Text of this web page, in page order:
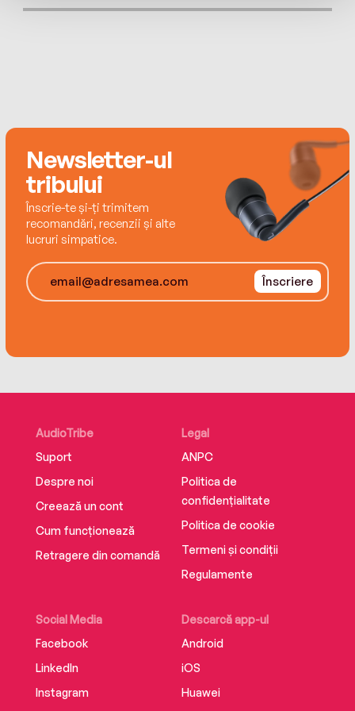
Newsletter-ul
tribului
Înscrie-te și-ți trimitem
recomandări, recenzii și alte
lucruri simpatice.
Înscriere
AudioTribe
Suport
Despre noi
Creează un cont
Cum funcționează
Retragere din comandă
Social Media
Facebook
LinkedIn
Instagram
Descarcă app-ul
Android
iOS
Huawei
Legal
ANPC
Politica de
confidențialitate
Politica de cookie
Termeni și condiții
Regulamente